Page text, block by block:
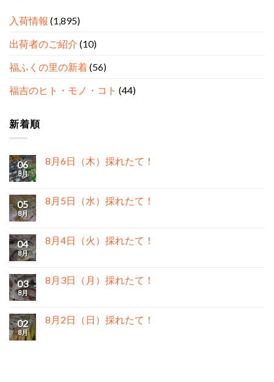
入荷情報 (1,895)
出荷者のご紹介 (10)
福ふくの里の新着(56)
福吉のヒト・モノ・コト (44)
新着順
06
8月
8月6日（木）採れたて！
05
8月
8月5日（水）採れたて！
04
8月
8月4日（火）採れたて！
03
8月
8月3日（月）採れたて！
02
8月
8月2日（日）採れたて！